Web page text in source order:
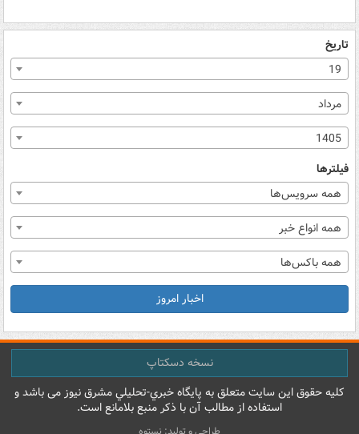
تاریخ
19
مرداد
1405
فیلترها
همه سرویس‌ها
همه انواع خبر
همه باکس‌ها
اخبار امروز
نسخه دسکتاپ
کليه حقوق اين سايت متعلق به پایگاه خبري-تحليلي مشرق نيوز می باشد و
استفاده از مطالب آن با ذکر منبع بلامانع است.
طراحی و تولید: نستوه